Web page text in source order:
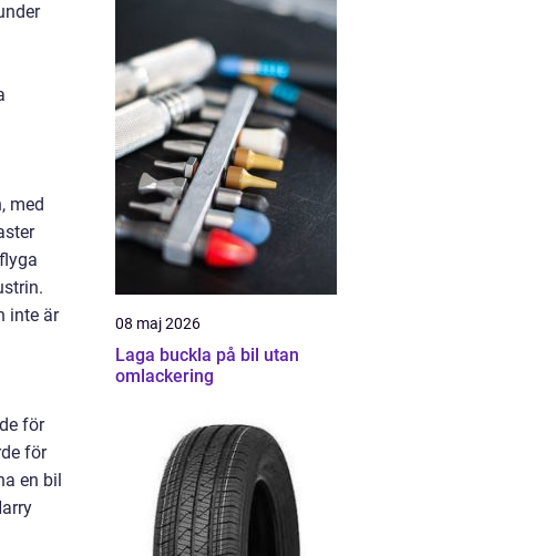
med
inte är
för
för
en bil
08 maj 2026
Laga buckla på bil utan
omlackering